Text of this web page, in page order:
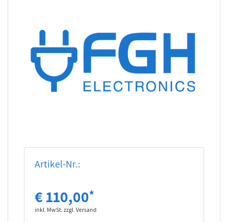
Artikel-Nr.:
€ 110,00*
inkl. MwSt. zzgl. Versand